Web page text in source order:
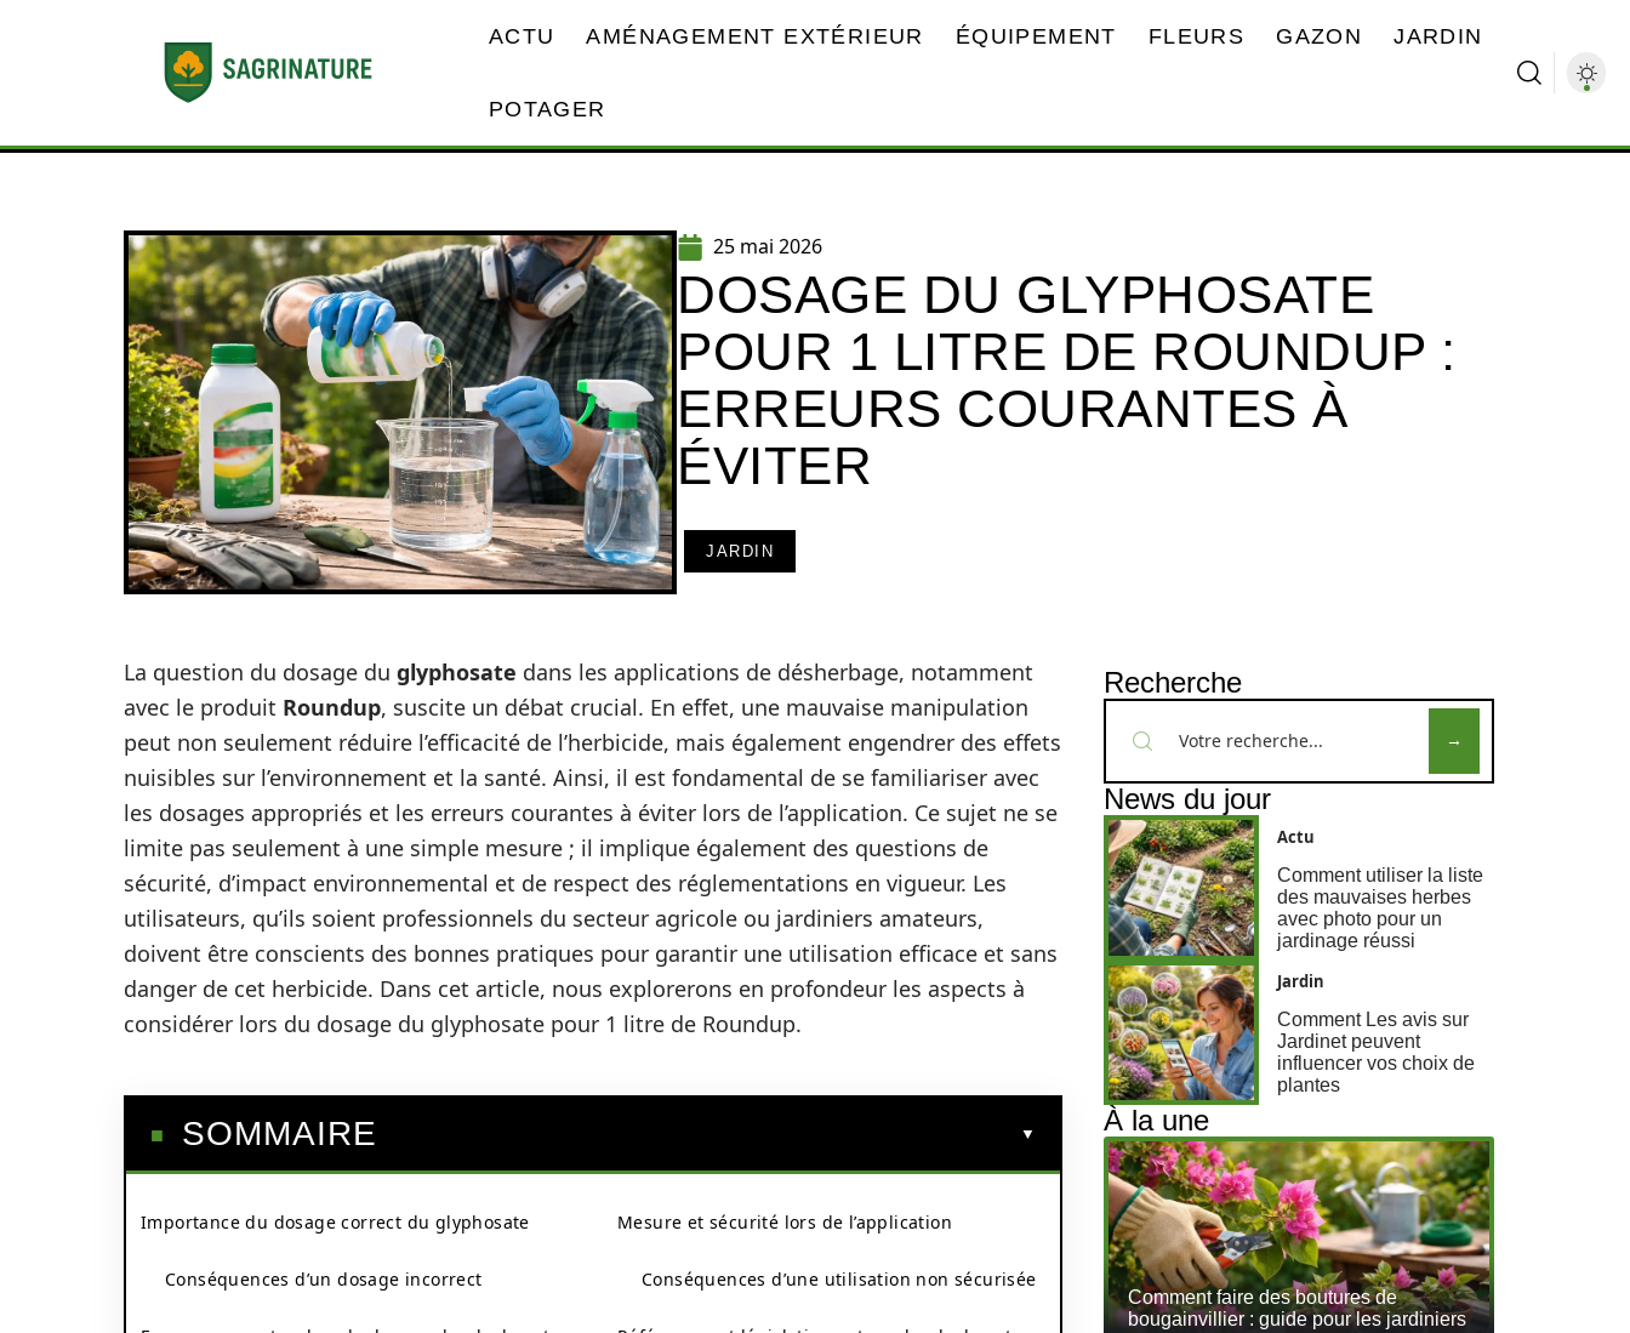
ACTU AMÉNAGEMENT EXTÉRIEUR ÉQUIPEMENT FLEURS GAZON JARDIN
POTAGER
25 mai 2026
DOSAGE DU GLYPHOSATE
POUR 1 LITRE DE ROUNDUP :
ERREURS COURANTES À
ÉVITER
JARDIN
La question du dosage du glyphosate dans les applications de désherbage, notamment
avec le produit Roundup, suscite un débat crucial. En effet, une mauvaise manipulation
peut non seulement réduire l’efficacité de l’herbicide, mais également engendrer des effets
nuisibles sur l’environnement et la santé. Ainsi, il est fondamental de se familiariser avec
les dosages appropriés et les erreurs courantes à éviter lors de l’application. Ce sujet ne se
limite pas seulement à une simple mesure ; il implique également des questions de
sécurité, d’impact environnemental et de respect des réglementations en vigueur. Les
utilisateurs, qu’ils soient professionnels du secteur agricole ou jardiniers amateurs,
doivent être conscients des bonnes pratiques pour garantir une utilisation efficace et sans
danger de cet herbicide. Dans cet article, nous explorerons en profondeur les aspects à
considérer lors du dosage du glyphosate pour 1 litre de Roundup.
SOMMAIRE
Importance du dosage correct du glyphosate
Conséquences d’un dosage incorrect
Mesure et sécurité lors de l’application
Conséquences d’une utilisation non sécurisée
Recherche
News du jour
Actu
Comment utiliser la liste
des mauvaises herbes
avec photo pour un
jardinage réussi
Jardin
Comment Les avis sur
Jardinet peuvent
influencer vos choix de
plantes
À la une
Comment faire des boutures de
bougainvillier : guide pour les jardiniers